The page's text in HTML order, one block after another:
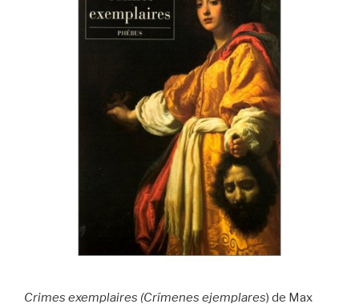
Crimes exemplaires (Crímenes ejemplares) de Max